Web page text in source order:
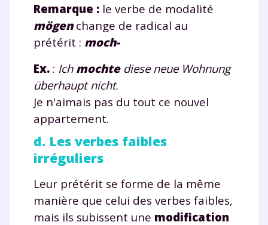
Remarque : le verbe de modalité
mögenchange de radical au
prétérit : moch-
Ex. : Ich mochtediese neue Wohnung
überhaupt nicht.
Je n'aimais pas du tout ce nouvel
appartement.
d. Les verbes faibles
irréguliers
Leur prétérit se forme de la même
manière que celui des verbes faibles,
mais ils subissent une modification